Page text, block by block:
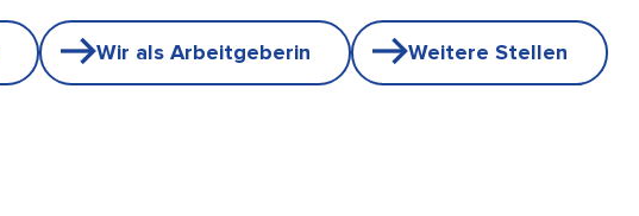
Wir als Arbeitgeberin Weitere Stellen